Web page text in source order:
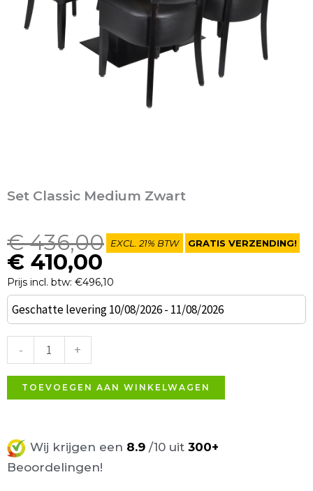
Set Classic Medium Zwart
€436,00
Oorspronkelijke
prijs
was:
€ 436,00.
€ 410,00
Prijs incl. btw: €496,10
Huidige
prijs
is:
€ 410,00.
EXCL. 21% BTW GRATIS VERZENDING!
Geschatte levering 10/08/2026 - 11/08/2026
-
Set
Classic
Medium
Zwart
aantal
+
TOEVOEGEN AAN WINKELWAGEN
Wij krijgen een 8.9 /10 uit 300+
Beoordelingen!